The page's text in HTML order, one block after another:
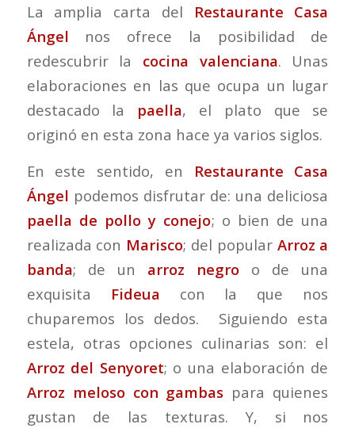
La amplia carta del Restaurante Casa
Ángel nos ofrece la posibilidad de
redescubrir la cocina valenciana. Unas
elaboraciones en las que ocupa un lugar
destacado la paella, el plato que se
originó en esta zona hace ya varios siglos.
En este sentido, en Restaurante Casa
Ángel podemos disfrutar de: una deliciosa
paella de pollo y conejo; o bien de una
realizada con Marisco; del popular Arroz a
banda; de un arroz negro o de una
exquisita Fideua con la que nos
chuparemos los dedos. Siguiendo esta
estela, otras opciones culinarias son: el
Arroz del Senyoret; o una elaboración de
Arroz meloso con gambas para quienes
gustan de las texturas. Y, si nos